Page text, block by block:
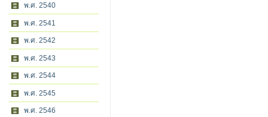
พ.ศ. 2540
พ.ศ. 2541
พ.ศ. 2542
พ.ศ. 2543
พ.ศ. 2544
พ.ศ. 2545
พ.ศ. 2546